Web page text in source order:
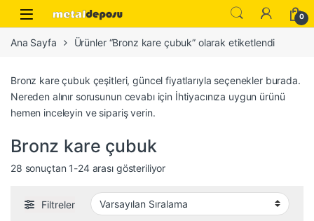
Skip to navigation
Skip to content
0
Ana Sayfa Ürünler “Bronz kare çubuk” olarak etiketlendi
Bronz kare çubuk çeşitleri, güncel fiyatlarıyla seçenekler burada.
Nereden alınır sorusunun cevabı için İhtiyacınıza uygun ürünü
hemen inceleyin ve sipariş verin.
Bronz kare çubuk
28 sonuçtan 1-24 arası gösteriliyor
Filtreler